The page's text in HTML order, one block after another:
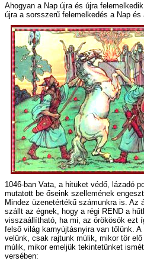
Ahogyan a Nap újra és újra
újra a sorsszerű felemelkedés a Nap és
1046-ban Vata, a hitüket védő, lázadó
mutatott be őseink szellemének
Mindez üzenetértékű számunkra is. Az
szállt az égnek, hogy a régi REND a
visszaállítható, ha mi, az örökösök ezt
felső világ karnyújtásnyira van tőlünk.
velünk, csak rajtunk múlik, mikor tör
múlik, mikor emeljük tekintetünket
versében: